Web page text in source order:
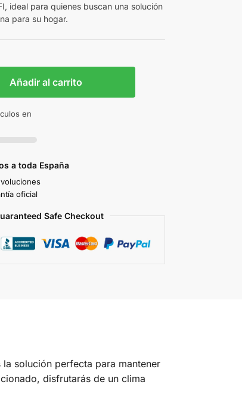
ideal para quienes buscan una solución
para su hogar.
Añadir al carrito
en
a toda España
oficial
Safe Checkout
la solución perfecta para mantener
disfrutarás de un clima